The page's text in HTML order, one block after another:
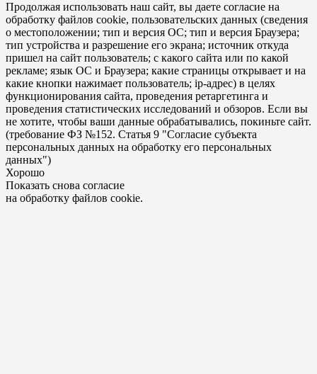
Продолжая использовать наш сайт, вы даете согласие на
обработку файлов cookie, пользовательских данных (сведения
о местоположении; тип и версия ОС; тип и версия Браузера;
тип устройства и разрешение его экрана; источник откуда
пришел на сайт пользователь; с какого сайта или по какой
рекламе; язык ОС и Браузера; какие страницы открывает и на
какие кнопки нажимает пользователь; ip-адрес) в целях
функционирования сайта, проведения ретаргетинга и
проведения статистических исследований и обзоров. Если вы
не хотите, чтобы ваши данные обрабатывались, покиньте сайт.
(требование ФЗ №152. Статья 9 "Согласие субъекта
персональных данных на обработку его персональных
данных")
Хорошо
Показать снова согласие
на обработку файлов cookie.